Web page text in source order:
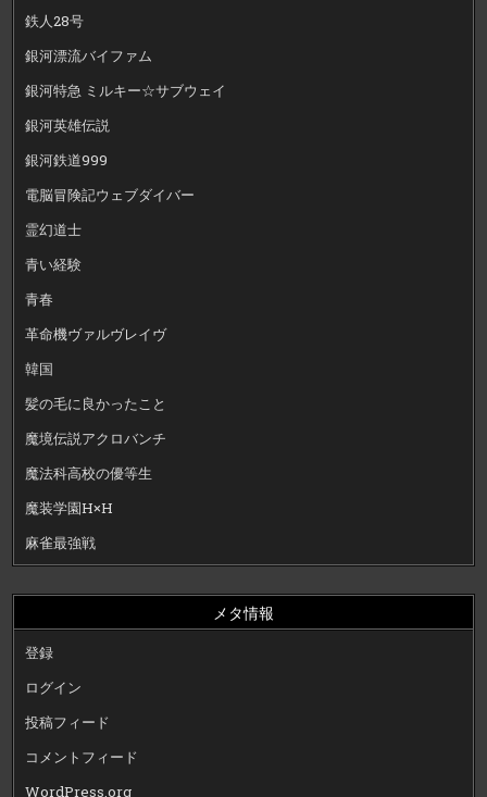
鉄人28号
銀河漂流バイファム
銀河特急 ミルキー☆サブウェイ
銀河英雄伝説
銀河鉄道999
電脳冒険記ウェブダイバー
霊幻道士
青い経験
青春
革命機ヴァルヴレイヴ
韓国
髪の毛に良かったこと
魔境伝説アクロバンチ
魔法科高校の優等生
魔装学園H×H
麻雀最強戦
メタ情報
登録
ログイン
投稿フィード
コメントフィード
WordPress.org